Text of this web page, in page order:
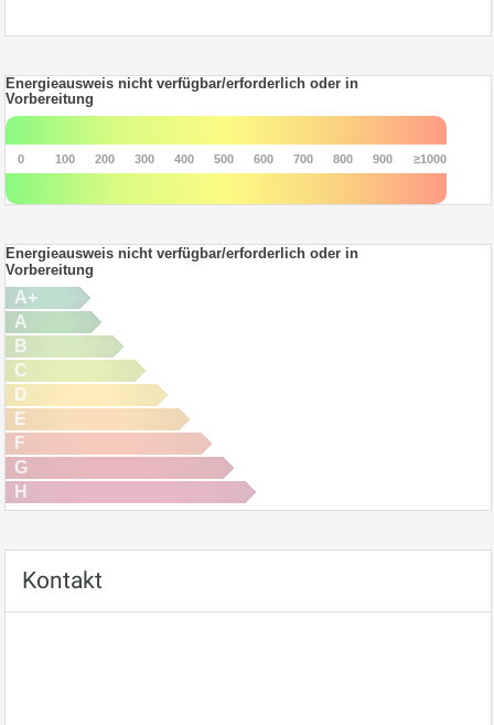
Energieausweis nicht verfügbar/erforderlich oder in
Vorbereitung
0 100 200 300 400 500 600 700 800 900 ≥1000
Energieausweis nicht verfügbar/erforderlich oder in
Vorbereitung
A+
A
B
C
D
E
F
G
H
Kontakt